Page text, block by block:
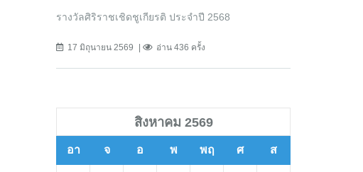
รางวัลศิริราชเชิดชูเกียรติ ประจำปี 2568
17 มิถุนายน 2569 อ่าน 436 ครั้ง
สิงหาคม 2569
อา จ อ พ พฤ ศ ส